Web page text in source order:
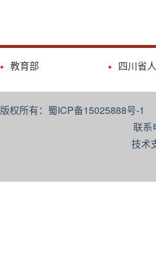
教育部 四川省
版权所有：蜀ICP备15025888号-
联系
技术